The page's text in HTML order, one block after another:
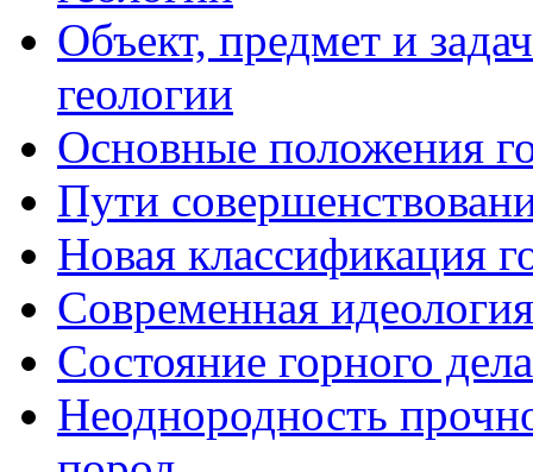
Объект, предмет и
геологии
Основные положения
Пути
Новая классификация
Современная
Состояние горного
Неоднородность